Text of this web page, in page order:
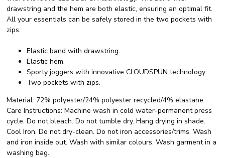
drawstring and the hem are both elastic, ensuring an optimal fit.
All your essentials can be safely stored in the two pockets with
zips.
Elastic band with drawstring.
Elastic hem.
Sporty joggers with innovative CLOUDSPUN technology.
Two pockets with zips.
Material: 72% polyester/24% polyester recycled/4% elastane
Care Instructions:Machine wash in cold water-permanent press
cycle. Do not bleach. Do not tumble dry. Hang drying in shade.
Cool Iron. Do not dry-clean. Do not iron accessories/trims. Wash
and iron inside out. Wash with similar colours. Wash garment in a
washing bag.